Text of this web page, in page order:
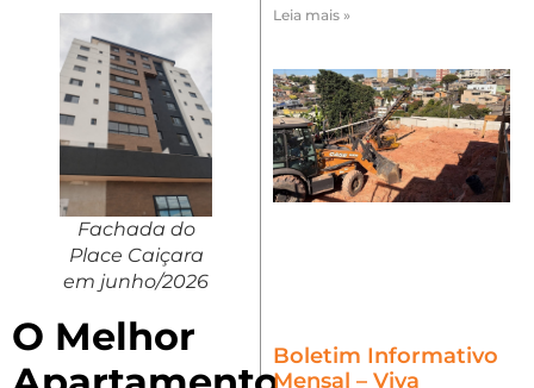
Fachada do
Place Caiçara
em junho/2026
O Melhor
Leia mais »
Boletim Informativo
Mensal – Viva